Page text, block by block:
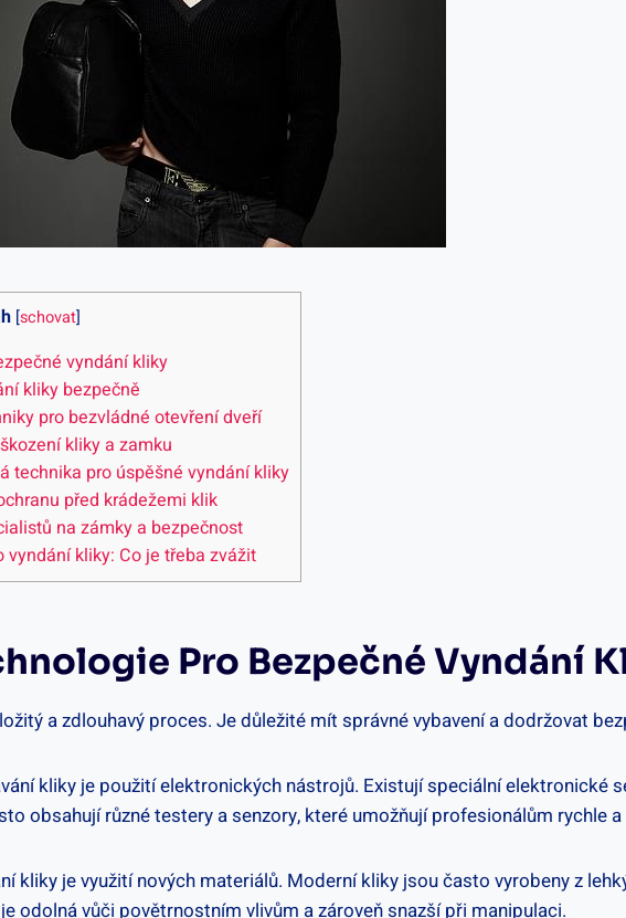
[schovat]
vyndání⁤ kliky
kliky bezpečně
pro bezvládné otevření dveří
‍kliky a zamku
technika pro úspěšné vyndání ​kliky
před krádežemi klik
na zámky a⁤ bezpečnost
kliky: Co je⁤ třeba zvážit
Pro Bezpečné Vyndání⁤
a zdlouhavý proces. Je důležité mít‌ správné vybavení a dodržovat
⁤kliky⁣ je použití elektronických nástrojů. Existují speciální elektronické
obsahují různé testery ‌a senzory, ‌které umožňují ​profesionálům rychle
kliky​ je využití nových materiálů. Moderní kliky jsou často vyrobeny z
odolná vůči‍ povětrnostním vlivům a zároveň snazší⁤ při manipulaci.